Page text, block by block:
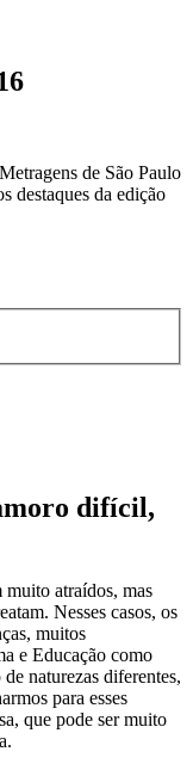
de São Paulo
destaques da edição
difícil,
muito atraídos, mas
Nesses casos, os
muitos
e Educação como
naturezas diferentes,
para esses
que pode ser muito